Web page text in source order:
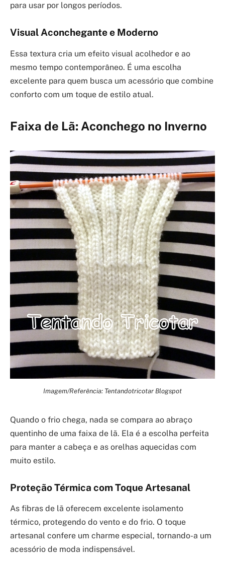
para usar por longos períodos.
Visual Aconchegante e Moderno
Essa textura cria um efeito visual acolhedor e ao
mesmo tempo contemporâneo. É uma escolha
excelente para quem busca um acessório que combine
conforto com um toque de estilo atual.
Faixa de Lã: Aconchego no Inverno
Imagem/Referência: Tentandotricotar Blogspot
Quando o frio chega, nada se compara ao abraço
quentinho de uma faixa de lã. Ela é a escolha perfeita
para manter a cabeça e as orelhas aquecidas com
muito estilo.
Proteção Térmica com Toque Artesanal
As fibras de lã oferecem excelente isolamento
térmico, protegendo do vento e do frio. O toque
artesanal confere um charme especial, tornando-a um
acessório de moda indispensável.